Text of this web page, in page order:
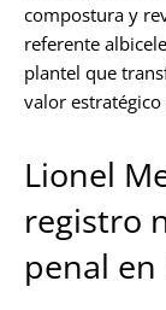
compostura y
referente
plantel que
valor
Lionel
registro
penal